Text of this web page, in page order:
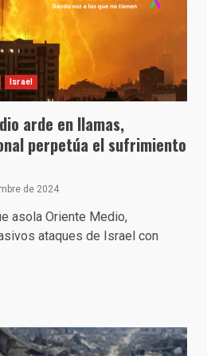
Israel
arde en llamas,
perpetúa el sufrimiento
de 2024
asola Oriente Medio,
ataques de Israel con